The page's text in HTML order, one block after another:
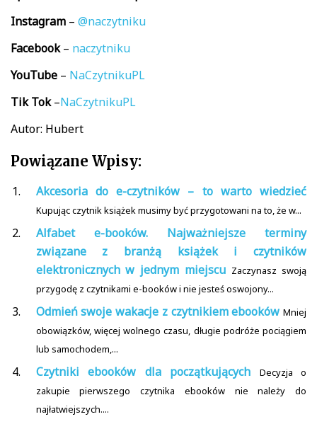
Instagram – @naczytniku
Facebook– naczytniku
YouTube – NaCzytnikuPL
Tik Tok–NaCzytnikuPL
Autor: Hubert
Powiązane Wpisy:
Akcesoria do e-czytników – to warto wiedzieć
Kupując czytnik książek musimy być przygotowani na to, że w...
Alfabet e-booków. Najważniejsze terminy
związane z branżą książek i czytników
elektronicznych w jednym miejscu Zaczynasz swoją
przygodę z czytnikami e-booków i nie jesteś oswojony...
Odmień swoje wakacje z czytnikiem ebooków Mniej
obowiązków, więcej wolnego czasu, długie podróże pociągiem
lub samochodem,...
Czytniki ebooków dla początkujących
Decyzja o
zakupie pierwszego czytnika ebooków nie należy do
najłatwiejszych....